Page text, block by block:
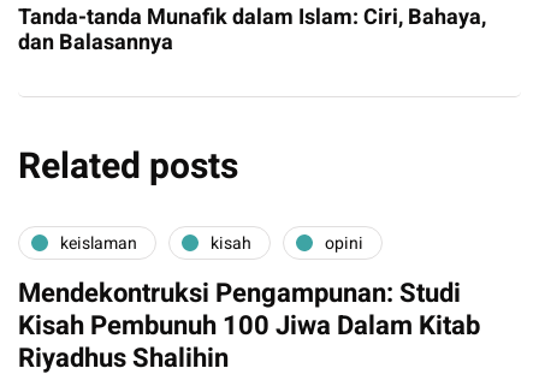
Tanda-tanda Munafik dalam Islam: Ciri, Bahaya,
dan Balasannya
Related posts
keislaman kisah opini
Mendekontruksi Pengampunan: Studi
Kisah Pembunuh 100 Jiwa Dalam Kitab
Riyadhus Shalihin